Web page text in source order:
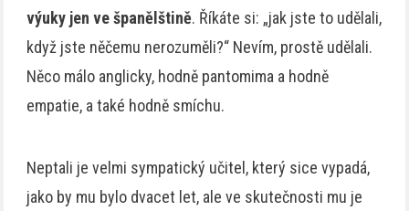
výuky jen ve španělštině. Říkáte si: „jak jste to udělali,
když jste něčemu nerozuměli?“ Nevím, prostě udělali.
Něco málo anglicky, hodně pantomima a hodně
empatie, a také hodně smíchu.
Neptali je velmi sympatický učitel, který sice vypadá,
jako by mu bylo dvacet let, ale ve skutečnosti mu je